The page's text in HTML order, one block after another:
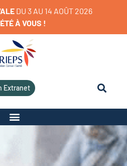
DU 3 AU 14 AOÛT 2026
ÉTÉÀ VOUS !
Extranet